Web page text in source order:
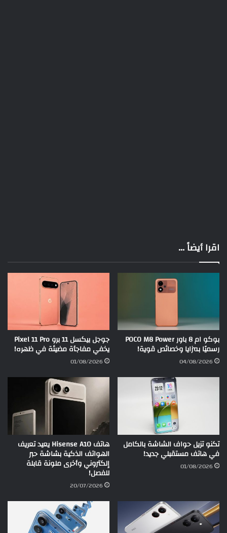
اقرا أيضاً ...
بوكو ام 8 باور POCO M8 Power
رسميًا بمزايا وخصائص قوية!
04/08/2026
جوجل بيكسل 11 برو Pixel 11 Pro
يخفي مفاجأة مضيئة في ظهره!
01/08/2026
تكنو تزيل حواف الشاشة بالكامل
في هاتف مستقبلي جديد!
01/08/2026
هاتف Hisense A10 يعيد تعريف
الهواتف الذكية بشاشة حبر
إلكتروني وأخرى ملونة قابلة
للفصل!
20/07/2026